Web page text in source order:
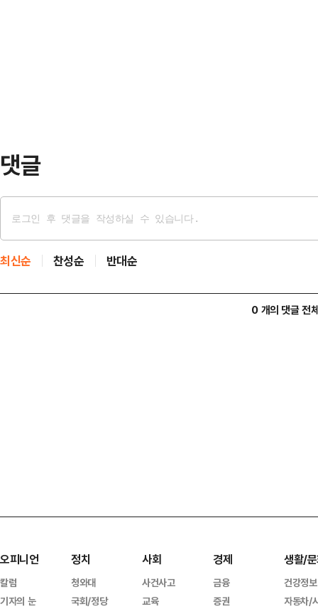
댓글
최신순 찬성순 반대순
0 개의 댓글 전
오피니언
칼럼
기자의 눈
정치
청와대
국회/정당
사회
사건사고
교육
경제
금융
증권
생활/
건강정보
자동차/